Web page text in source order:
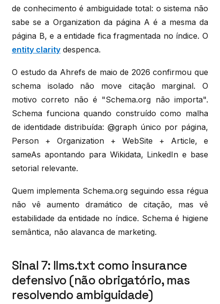
de conhecimento é ambiguidade total: o sistema não
sabe se a Organization da página A é a mesma da
página B, e a entidade fica fragmentada no índice. O
entity clarity despenca.
O estudo da Ahrefs de maio de 2026 confirmou que
schema isolado não move citação marginal. O
motivo correto não é "Schema.org não importa".
Schema funciona quando construído como malha
de identidade distribuída: @graph único por página,
Person + Organization + WebSite + Article, e
sameAs apontando para Wikidata, LinkedIn e base
setorial relevante.
Quem implementa Schema.org seguindo essa régua
não vê aumento dramático de citação, mas vê
estabilidade da entidade no índice. Schema é higiene
semântica, não alavanca de marketing.
Sinal 7: llms.txt como insurance
defensivo (não obrigatório, mas
resolvendo ambiguidade)